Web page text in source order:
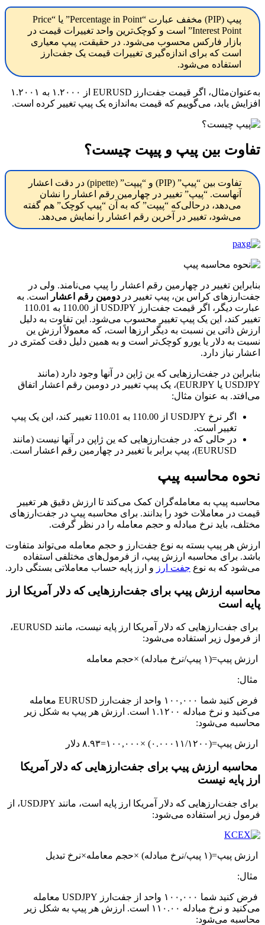
پیپ (PIP) مخفف عبارت “Percentage in Point” یا “Price
Interest Point” است و کوچک‌ترین واحد تغییرات قیمت در
بازار فارکس محسوب می‌شود. در حقیقت، پیپ معیاری
است که برای اندازه‌گیری تغییرات قیمت یک جفت‌ارز
استفاده می‌شود.
به‌عنوان‌مثال، اگر قیمت جفت‌ارز EURUSD از ۱.۲۰۰۰ به ۱.۲۰۰۱
افزایش یابد، می‌گوییم که قیمت به‌اندازه یک پیپ تغییر کرده است.
تفاوت بین پیپ و پیپت چیست؟
تفاوت بین “پیپ” (PIP) و “پیپت” (pipette) در دقت اعشار
آنهاست. “پیپ” تغییر در چهارمین رقم اعشار را نشان
می‌دهد، درحالی‌که “پیپت” که به آن “پیپ کوچک” هم گفته
می‌شود، تغییر در آخرین رقم اعشار را نمایش می‌دهد.
بنابراین تغییر در چهارمین رقم اعشار را پیپ می‌نامند. ولی در
جفت‌ارزهای کراس ین، پیپ تغییر در دومین رقم اعشار
است. به
عبارت دیگر، اگر قیمت جفت‌ارز USDJPY از 110.00 به 110.01
تغییر کند، این یک پیپ تغییر محسوب می‌شود. این تفاوت به دلیل
ارزش ذاتی ین نسبت به دیگر ارزها است، که معمولاً ارزش ین
نسبت به دلار یا یورو کوچک‌تر است و به همین دلیل دقت کمتری در
اعشار نیاز دارد.
بنابراین در جفت‌ارزهایی که ین ژاپن در آنها وجود دارد (مانند
USDJPY یا EURJPY)، یک پیپ تغییر در دومین رقم اعشار اتفاق
می‌افتد. به عنوان مثال:
اگر نرخ USDJPY از 110.00 به 110.01 تغییر کند، این یک پیپ
تغییر است.
در حالی که در جفت‌ارزهایی که ین ژاپن در آنها نیست (مانند
EURUSD)، پیپ برابر با تغییر در چهارمین رقم اعشار است.
نحوه محاسبه پیپ
محاسبه پیپ به معامله‌گران کمک می‌کند تا ارزش دقیق هر تغییر
قیمت در معاملات خود را بدانند. برای محاسبه پیپ در جفت‌ارزهای
مختلف، باید نرخ مبادله و حجم معامله را در نظر گرفت.
ارزش هر پیپ بسته به نوع جفت‌ارز و حجم معامله می‌تواند متفاوت
باشد. برای محاسبه ارزش پیپ، از فرمول‌های مختلفی استفاده
می‌شود که به نوع جفت ارز و ارز پایه حساب معاملاتی بستگی دارد.
محاسبه ارزش پیپ برای جفت‌ارزهایی که دلار آمریکا ارز
پایه است
برای جفت‌ارزهایی که دلار آمریکا ارز پایه نیست، مانند EURUSD،
از فرمول زیر استفاده می‌شود:
ارزش پیپ=(۱ پیپ/نرخ مبادله) ×حجم معامله
مثال:
فرض کنید شما ۱۰۰,۰۰۰ واحد از جفت‌ارز EURUSD معامله
می‌کنید و نرخ مبادله ۱.۱۲۰۰ است. ارزش هر پیپ به شکل زیر
محاسبه می‌شود:
ارزش پیپ=(۰.۰۰۰۱۱/۱۲۰۰) ×۱۰۰,۰۰۰=۸.۹۳ دلار
محاسبه ارزش پیپ برای جفت‌ارزهایی که دلار آمریکا
ارز پایه نیست
برای جفت‌ارزهایی که دلار آمریکا ارز پایه است، مانند USDJPY، از
فرمول زیر استفاده می‌شود:
ارزش پیپ=(۱ پیپ/نرخ مبادله) ×حجم معامله×نرخ تبدیل
مثال:
فرض کنید شما ۱۰۰,۰۰۰ واحد از جفت‌ارز USDJPY معامله
می‌کنید و نرخ مبادله ۱۱۰.۰۰ است. ارزش هر پیپ به شکل زیر
محاسبه می‌شود: